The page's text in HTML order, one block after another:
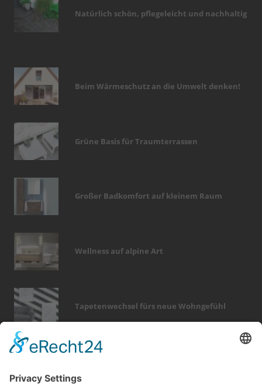
Natürlich schön, pflegeleicht und nachhaltig
Beim Wärmeschutz an die Umwelt denken!
Grüne Basis für Traumterrassen
Großer Badkomfort auf kleinem Raum
Wellness auf alpine Art
Tapetenwechsel fürs neue Wohngefühl